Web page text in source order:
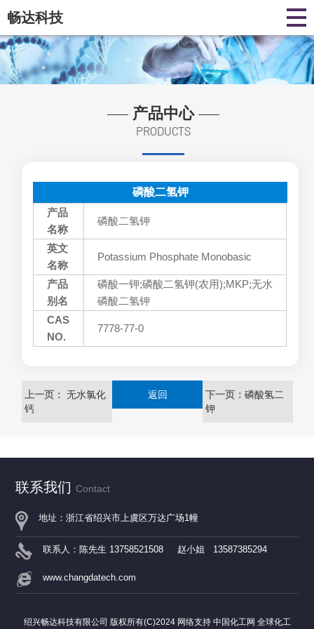
畅达科技
产品中心
PRODUCTS
磷酸二氢钾
产品
名称
磷酸二氢钾
英文
名称
Potassium Phosphate Monobasic
产品
别名
磷酸一钾;磷酸二氢钾(农用);MKP;无水
磷酸二氢钾
CAS
NO.
7778-77-0
上一页： 无水氯化
钙
返回 下一页：磷酸氢二
钾
联系我们 Contact
地址：浙江省绍兴市上虞区万达广场1幢
联系人：陈先生 13758521508 赵小姐 13587385294
www.changdatech.com
绍兴畅达科技有限公司 版权所有(C)2024 网络支持 中国化工网 全球化工